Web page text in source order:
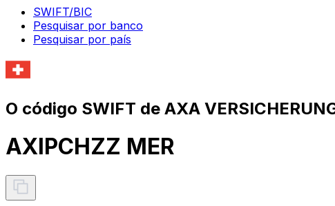
SWIFT/BIC
Pesquisar por banco
Pesquisar por país
O código SWIFT de AXA
AXIPCHZZ MER